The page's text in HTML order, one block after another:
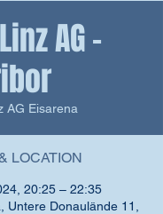
AG -
AG Eisarena
LOCATION
20:25 – 22:35
Untere Donaulände 11,